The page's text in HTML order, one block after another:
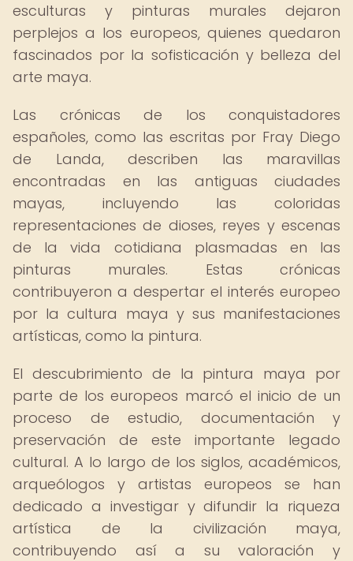
esculturas y pinturas murales dejaron
perplejos a los europeos, quienes quedaron
fascinados por la sofisticación y belleza del
arte maya.
Las crónicas de los conquistadores
españoles, como las escritas por Fray Diego
de Landa, describen las maravillas
encontradas en las antiguas ciudades
mayas, incluyendo las coloridas
representaciones de dioses, reyes y escenas
de la vida cotidiana plasmadas en las
pinturas murales. Estas crónicas
contribuyeron a despertar el interés europeo
por la cultura maya y sus manifestaciones
artísticas, como la pintura.
El descubrimiento de la pintura maya por
parte de los europeos marcó el inicio de un
proceso de estudio, documentación y
preservación de este importante legado
cultural. A lo largo de los siglos, académicos,
arqueólogos y artistas europeos se han
dedicado a investigar y difundir la riqueza
artística de la civilización maya,
contribuyendo así a su valoración y